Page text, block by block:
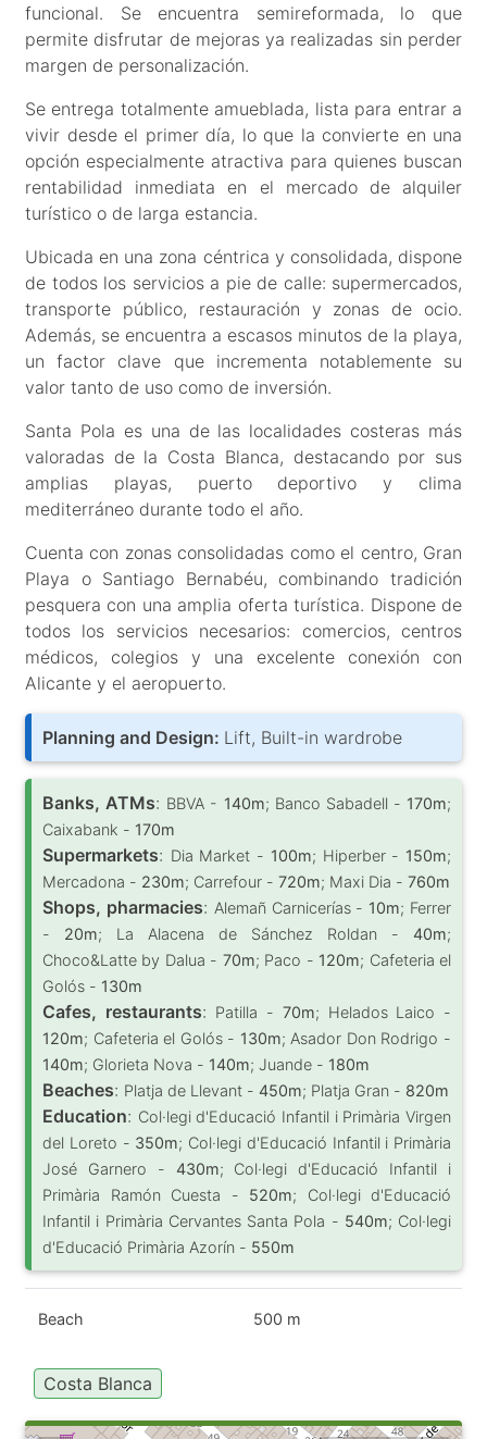
funcional. Se encuentra semireformada, lo que
permite disfrutar de mejoras ya realizadas sin perder
margen de personalización.
Se entrega totalmente amueblada, lista para entrar a
vivir desde el primer día, lo que la convierte en una
opción especialmente atractiva para quienes buscan
rentabilidad inmediata en el mercado de alquiler
turístico o de larga estancia.
Ubicada en una zona céntrica y consolidada, dispone
de todos los servicios a pie de calle: supermercados,
transporte público, restauración y zonas de ocio.
Además, se encuentra a escasos minutos de la playa,
un factor clave que incrementa notablemente su
valor tanto de uso como de inversión.
Santa Pola es una de las localidades costeras más
valoradas de la Costa Blanca, destacando por sus
amplias playas, puerto deportivo y clima
mediterráneo durante todo el año.
Cuenta con zonas consolidadas como el centro, Gran
Playa o Santiago Bernabéu, combinando tradición
pesquera con una amplia oferta turística. Dispone de
todos los servicios necesarios: comercios, centros
médicos, colegios y una excelente conexión con
Alicante y el aeropuerto.
Planning and Design: Lift, Built-in wardrobe
Banks, ATMs: BBVA - 140m; Banco Sabadell - 170m;
Caixabank - 170m
Supermarkets: Dia Market - 100m; Hiperber - 150m;
Mercadona - 230m; Carrefour - 720m; Maxi Dia - 760m
Shops, pharmacies: Alemañ Carnicerías - 10m; Ferrer
- 20m; La Alacena de Sánchez Roldan - 40m;
Choco&Latte by Dalua - 70m; Paco - 120m; Cafeteria el
Golós - 130m
Cafes, restaurants: Patilla - 70m; Helados Laico -
120m; Cafeteria el Golós - 130m; Asador Don Rodrigo -
140m; Glorieta Nova - 140m; Juande - 180m
Beaches: Platja de Llevant - 450m; Platja Gran - 820m
Education: Col·legi d'Educació Infantil i Primària Virgen
del Loreto - 350m; Col·legi d'Educació Infantil i Primària
José Garnero - 430m; Col·legi d'Educació Infantil i
Primària Ramón Cuesta - 520m; Col·legi d'Educació
Infantil i Primària Cervantes Santa Pola - 540m; Col·legi
d'Educació Primària Azorín - 550m
Beach 500 m
Costa Blanca